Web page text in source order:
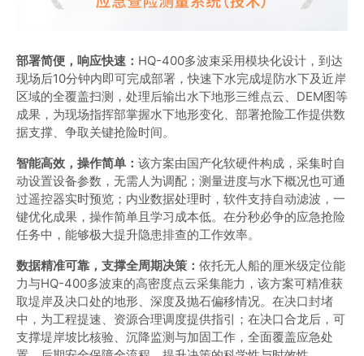
部署简便，响应快速： HQ-400多波束采用模块化设计，到达
现场后10分钟内即可完成部署，快速下水完成堤防水下及近岸
区域的全覆盖扫测，处理后输出水下地形三维点云、DEM图等
成果，为现场指挥部掌握水下地形变化、部署抢险工作提供数
据支撑、争取关键抢险时间。
智能高效，操作简单： 该方案由国产化软硬件构成，采集时自
动设置设备参数，无需人为调配；测量进度与水下概况也可通
过遥控器实时预览；内业数据处理时，软件支持自动滤波，一
键优化成果，操作简单且学习成本低。在分秒必争的应急抢险
任务中，能够极大提升隐患排查的工作效率。
数据精准可靠，支撑全周期决策： 依托无人船的厘米级定位能
力与HQ-400多波束的高密度点云采集能力，该方案可精准获
取堤岸及决口处的地形、深度及抛石偏移情况。在决口封堵
中，为工程提速、资源合理调度提供指引；在决口合龙后，可
支撑堤岸坡比核验、沉降监测与加固工作，全面覆盖应急处